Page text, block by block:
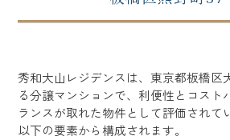
秀和大山レジデンスは、東京都板橋区
る分譲マンションで、利便性とコスト
ランスが取れた物件として評価されて
以下の要素から構成されます。